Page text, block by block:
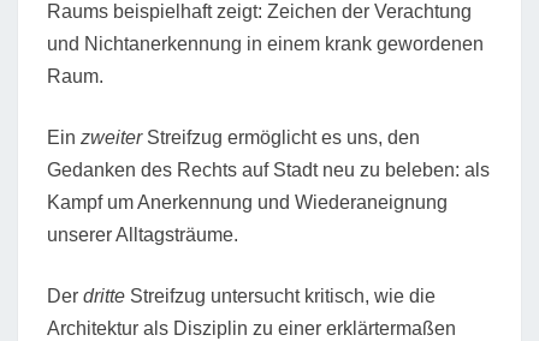
Raums beispielhaft zeigt: Zeichen der Verachtung
und Nichtanerkennung in einem krank gewordenen
Raum.
Ein zweiterStreifzug ermöglicht es uns, den
Gedanken des Rechts auf Stadt neu zu beleben: als
Kampf um Anerkennung und Wiederaneignung
unserer Alltagsträume.
Der dritte Streifzug untersucht kritisch, wie die
Architektur als Disziplin zu einer erklärtermaßen